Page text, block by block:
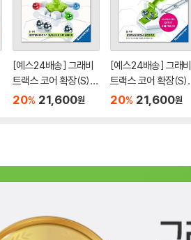
[예스24배송] 그래비
트랙스 코어 확장(S):
볼&스피너 / 마블런[8
20% 21,600원
[예스24배송] 그래비
트랙스 코어 확장(S):
스쿠프 / 마블런[8세이
20% 21,600원